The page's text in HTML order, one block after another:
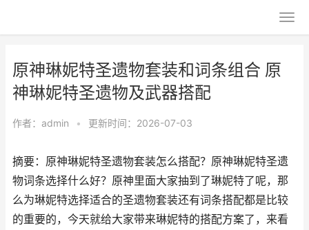
原神琳妮特圣遗物套装和词条组合 原
神琳妮特圣遗物及武器搭配
作者： admin • 更新时间：2026-07-03
摘要：原神琳妮特圣遗物套装怎么搭配？原神琳妮特圣遗
物词条选择什么好？原神里面大家抽到了琳妮特了呢，那
么为琳妮特选择适合的圣遗物套装还有词条搭配都是比较
的重要的，今天就给大家带来琳妮特的搭配方案了，来看